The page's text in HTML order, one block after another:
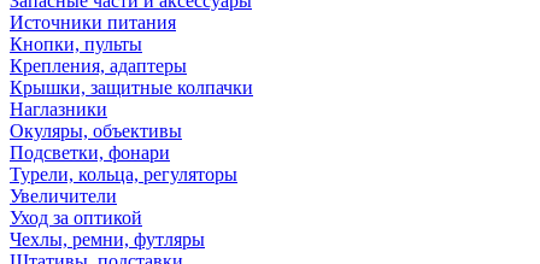
Источники питания
Кнопки, пульты
Крепления, адаптеры
Крышки, защитные колпачки
Наглазники
Окуляры, объективы
Подсветки, фонари
Турели, кольца, регуляторы
Увеличители
Уход за оптикой
Чехлы, ремни, футляры